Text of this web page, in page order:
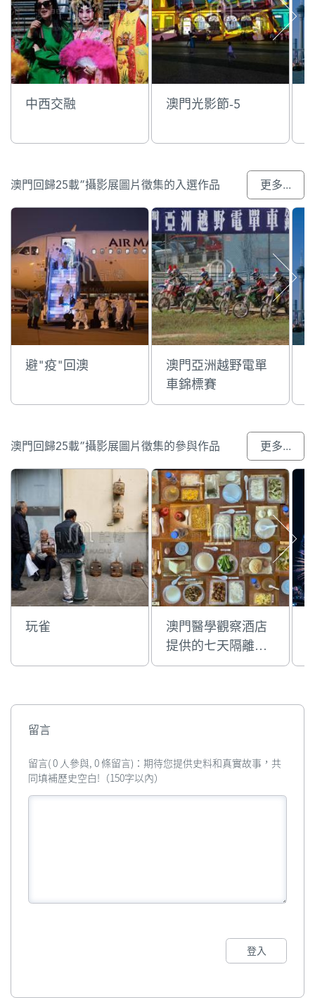
中西交融 澳門光影節-5
澳門回歸25載”攝影展圖片徵集的入選作品 更多...
避"疫"回澳
澳門亞洲越野電單
車錦標賽
澳門回歸25載”攝影展圖片徵集的參與作品 更多...
玩雀
澳門醫學觀察酒店
提供的七天隔離餐
飲食物
留言
留言( 0 人參與, 0 條留言)：期待您提供史料和真實故事，共
同填補歷史空白!（150字以內）
登入